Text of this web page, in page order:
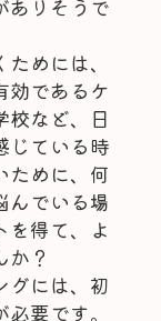
ありそうで
めには、
効であるケ
校など、日
じている時
ために、何
んでいる場
を得て、よ
か？
には、初
要です。